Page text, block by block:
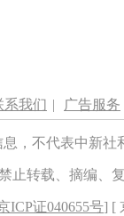
系我们 | 广告服务
，不代表中新
止转载、摘编、
ICP证040655号] [